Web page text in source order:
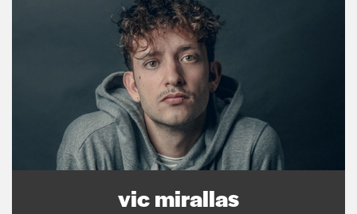
vic mirallas